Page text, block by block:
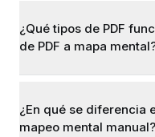
¿Qué tipos de PDF
de PDF a mapa
¿En qué se diferencia
mapeo mental manual?